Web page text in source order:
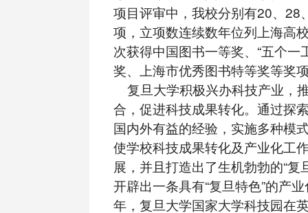
项目评审中，我校分别有20、28
项，立项数连续数年位列上海高
次获得中国图书一等奖、“五个一
奖、上海市优秀图书特等奖等奖
复旦大学积极兴办科技产业，
合，促进科技成果转化。通过探
国内外有益的经验，实施多种模
使学校科技成果转化及产业化工
展，并且打造出了生机勃勃的“复
开辟出一条具有“复旦特色”的产
年，复旦大学国家大学科技园在